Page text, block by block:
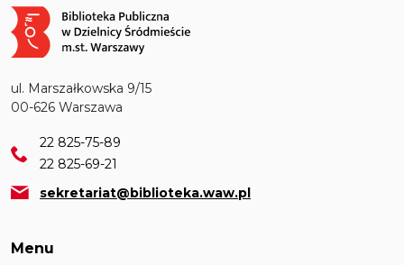
Obraz
ul. Marszałkowska 9/15
00-626 Warszawa
22 825-75-89
22 825-69-21
sekretariat@biblioteka.waw.pl
Menu